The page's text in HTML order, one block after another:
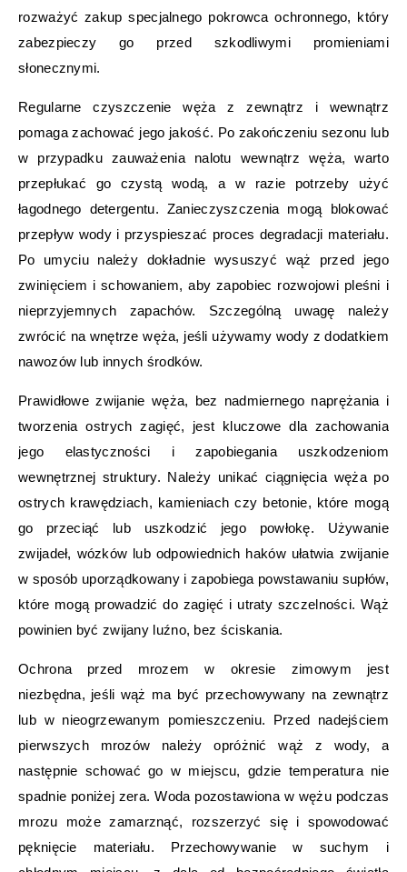
rozważyć zakup specjalnego pokrowca ochronnego, który
zabezpieczy go przed szkodliwymi promieniami
słonecznymi.
Regularne czyszczenie węża z zewnątrz i wewnątrz
pomaga zachować jego jakość. Po zakończeniu sezonu lub
w przypadku zauważenia nalotu wewnątrz węża, warto
przepłukać go czystą wodą, a w razie potrzeby użyć
łagodnego detergentu. Zanieczyszczenia mogą blokować
przepływ wody i przyspieszać proces degradacji materiału.
Po umyciu należy dokładnie wysuszyć wąż przed jego
zwinięciem i schowaniem, aby zapobiec rozwojowi pleśni i
nieprzyjemnych zapachów. Szczególną uwagę należy
zwrócić na wnętrze węża, jeśli używamy wody z dodatkiem
nawozów lub innych środków.
Prawidłowe zwijanie węża, bez nadmiernego naprężania i
tworzenia ostrych zagięć, jest kluczowe dla zachowania
jego elastyczności i zapobiegania uszkodzeniom
wewnętrznej struktury. Należy unikać ciągnięcia węża po
ostrych krawędziach, kamieniach czy betonie, które mogą
go przeciąć lub uszkodzić jego powłokę. Używanie
zwijadeł, wózków lub odpowiednich haków ułatwia zwijanie
w sposób uporządkowany i zapobiega powstawaniu supłów,
które mogą prowadzić do zagięć i utraty szczelności. Wąż
powinien być zwijany luźno, bez ściskania.
Ochrona przed mrozem w okresie zimowym jest
niezbędna, jeśli wąż ma być przechowywany na zewnątrz
lub w nieogrzewanym pomieszczeniu. Przed nadejściem
pierwszych mrozów należy opróżnić wąż z wody, a
następnie schować go w miejscu, gdzie temperatura nie
spadnie poniżej zera. Woda pozostawiona w wężu podczas
mrozu może zamarznąć, rozszerzyć się i spowodować
pęknięcie materiału. Przechowywanie w suchym i